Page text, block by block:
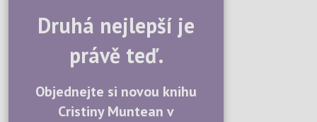
Druhá nejlepší je
právě teď.
Objednejte si novou knihu
Cristiny Muntean v